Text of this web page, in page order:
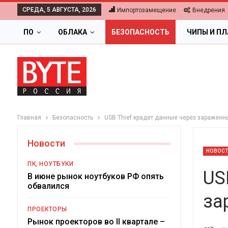
СРЕДА, 5 АВГУСТА, 2026 Импортозамещение Внедрения
ПО ОБЛАКА БЕЗОПАСНОСТЬ ЧИПЫ И
Главная Безопасность USB Thief крадет данные через
Новости
ПК, НОУТБУКИ
В июне рынок ноутбуков РФ опять
обвалился
ПРОЕКТОРЫ
Рынок проекторов во II квартале –
Цифровая экономика 2026.